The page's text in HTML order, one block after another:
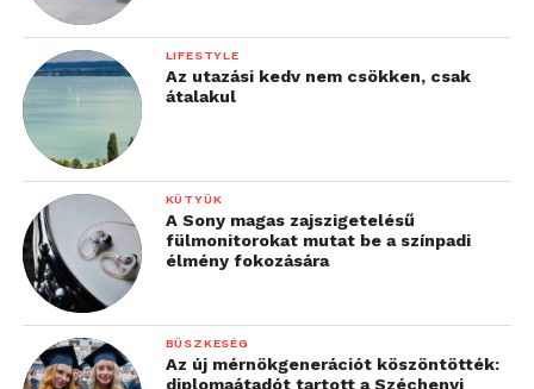
LIFESTYLE
Az utazási kedv nem csökken, csak
átalakul
KÜTYÜK
A Sony magas zajszigetelésű
fülmonitorokat mutat be a színpadi
élmény fokozására
BÜSZKESÉG
Az új mérnökgenerációt köszöntötték:
diplomaátadót tartott a Széchenyi